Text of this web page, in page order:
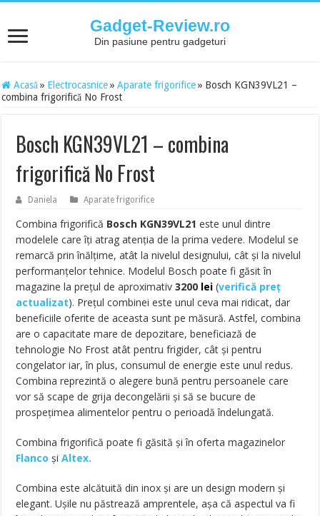
Gadget-Review.ro
Din pasiune pentru gadgeturi
Acasă » Electrocasnice » Aparate frigorifice » Bosch KGN39VL21 –
combina frigorifică No Frost
Bosch KGN39VL21 – combina
frigorifică No Frost
Daniela Aparate frigorifice
Combina frigorifică Bosch KGN39VL21 este unul dintre
modelele care îți atrag atenția de la prima vedere. Modelul se
remarcă prin înălțime, atât la nivelul designului, cât și la nivelul
performanțelor tehnice. Modelul Bosch poate fi găsit în
magazine la prețul de aproximativ3200 lei (verifică preț
actualizat). Prețul combinei este unul ceva mai ridicat, dar
beneficiile oferite de aceasta sunt pe măsură. Astfel, combina
are o capacitate mare de depozitare, beneficiază de
tehnologie No Frost atât pentru frigider, cât și pentru
congelator iar, în plus, consumul de energie este unul redus.
Combina reprezintă o alegere bună pentru persoanele care
vor să scape de grija decongelării și să se bucure de
prospețimea alimentelor pentru o perioadă îndelungată.
Combina frigorifică poate fi găsită și în oferta magazinelor
Flanco șiAltex.
Combina este alcătuită din inox și are un design modern și
elegant. Ușile nu păstrează amprentele, așa că aspectul va fi